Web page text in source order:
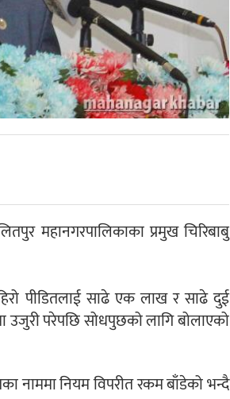
महानगरपालिकाका प्रमुख चिरिबाबु
पीडितलाई साढे एक लाख र साढे दुई
उजुरी परेपछि सोधपुछको लागि बोलाएको
नाममा नियम विपरीत रकम बाँडेको भन्दै